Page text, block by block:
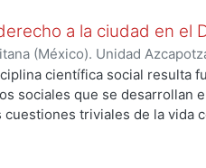
a la ciudad en el
(México). Unidad
12)RAMIREZ ZARAGOZA,
científica social resulta
sociales que se desarrollan
triviales de la vida